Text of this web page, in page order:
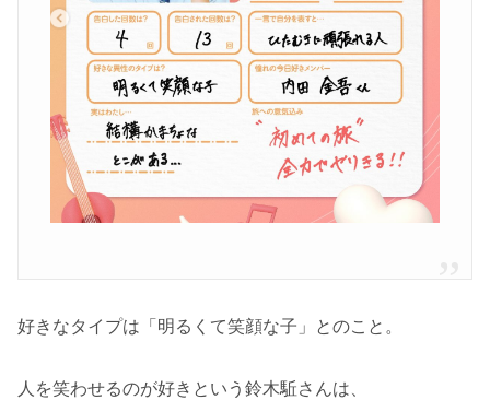
好きなタイプは「明るくて笑顔な子」とのこと。
人を笑わせるのが好きという鈴木駈さんは、